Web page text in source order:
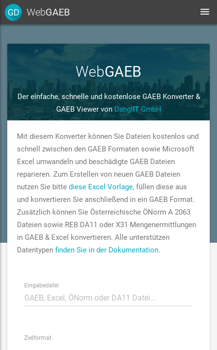
GD WebGAEB
WebGAEB
Der einfache, schnelle und kostenlose GAEB Konverter &
GAEB Viewer von DanglITGmbH
Mit diesem Konverter können Sie Dateien kostenlos und
schnell zwischen den GAEB Formaten sowie Microsoft
Excel umwandeln und beschädigte GAEB Dateien
reparieren. Zum Erstellen von neuen GAEB Dateien
nutzen Sie bitte diese Excel Vorlage, füllen diese aus
und konvertieren Sie anschließend in ein GAEB Format.
Zusätzlich können Sie Österreichische ÖNorm A 2063
Dateien sowie REB DA11 oder X31 Mengenermittlungen
in GAEB & Excel konvertieren. Alle unterstützen
Datentypen finden Sie in der Dokumentation.
Eingabedatei
Zielformat